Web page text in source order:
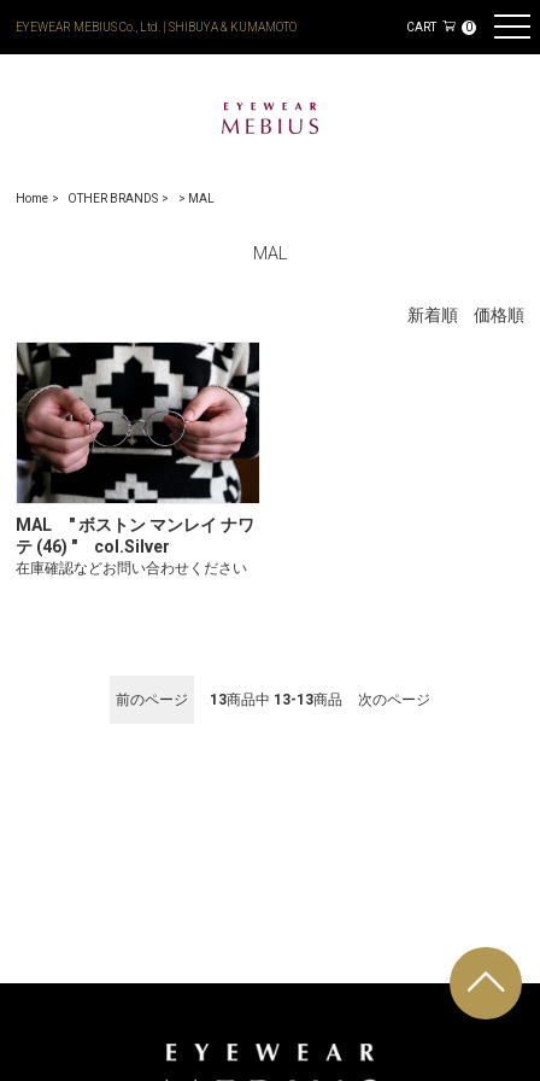
EYEWEAR MEBIUS Co., Ltd. | SHIBUYA & KUMAMOTO CART 0
Home OTHER BRANDS > MAL
MAL
新着順 価格順
MAL " ボストン マンレイ ナワ
テ (46) " col.Silver
在庫確認などお問い合わせください
前のページ 13商品中 13-13商品 次のページ